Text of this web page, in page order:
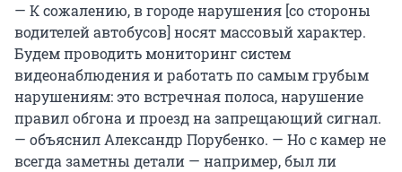
— К сожалению, в городе нарушения [со стороны
водителей автобусов] носят массовый характер.
Будем проводить мониторинг систем
видеонаблюдения и работать по самым грубым
нарушениям: это встречная полоса, нарушение
правил обгона и проезд на запрещающий сигнал.
— объяснил Александр Порубенко. — Но с камер не
всегда заметны детали — например, был ли